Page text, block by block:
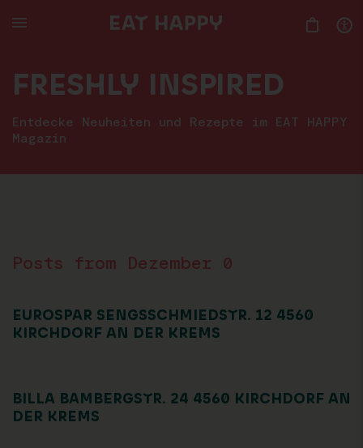
TO
FRESHLY INSPIRED
Entdecke Neuheiten und Rezepte im EAT HAPPY
Magazin
Posts from Dezember 0
EUROSPAR SENGSSCHMIEDSTR. 12 4560
KIRCHDORF AN DER KREMS
BILLA BAMBERGSTR. 24 4560 KIRCHDORF AN
DER KREMS